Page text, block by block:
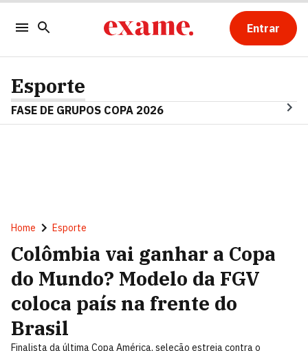
Entrar
Esporte
FASE DE GRUPOS COPA 2026
Home Esporte
Colômbia vai ganhar a Copa
do Mundo? Modelo da FGV
coloca país na frente do
Brasil
Finalista da última Copa América, seleção estreia contra o